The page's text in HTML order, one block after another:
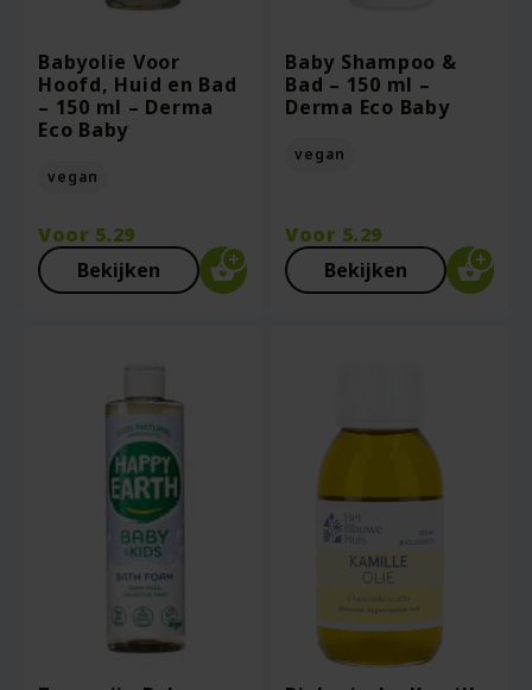
Babyolie Voor
Hoofd, Huid en Bad
– 150 ml – Derma
Eco Baby
vegan
Voor 5.29
Bekijken
Baby Shampoo &
Bad – 150 ml –
Derma Eco Baby
vegan
Voor 5.29
Bekijken